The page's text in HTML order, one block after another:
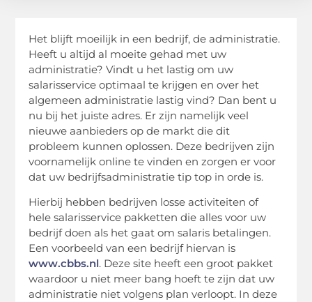
Het blijft moeilijk in een bedrijf, de administratie.
Heeft u altijd al moeite gehad met uw
administratie? Vindt u het lastig om uw
salarisservice optimaal te krijgen en over het
algemeen administratie lastig vind? Dan bent u
nu bij het juiste adres. Er zijn namelijk veel
nieuwe aanbieders op de markt die dit
probleem kunnen oplossen. Deze bedrijven zijn
voornamelijk online te vinden en zorgen er voor
dat uw bedrijfsadministratie tip top in orde is.
Hierbij hebben bedrijven losse activiteiten of
hele salarisservice pakketten die alles voor uw
bedrijf doen als het gaat om salaris betalingen.
Een voorbeeld van een bedrijf hiervan is
www.cbbs.nl. Deze site heeft een groot pakket
waardoor u niet meer bang hoeft te zijn dat uw
administratie niet volgens plan verloopt. In deze